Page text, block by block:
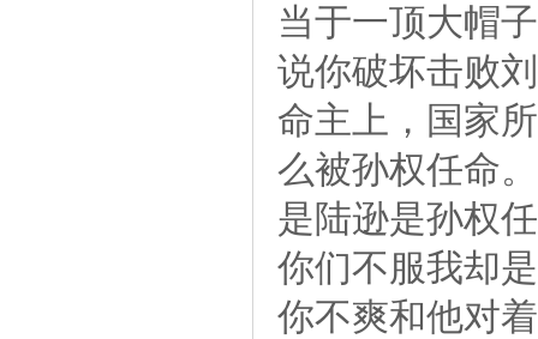
当于一顶大帽
说你破坏击败
命主上，国家
么被孙权任命
是陆逊是孙权
你们不服我却
你不爽和他对